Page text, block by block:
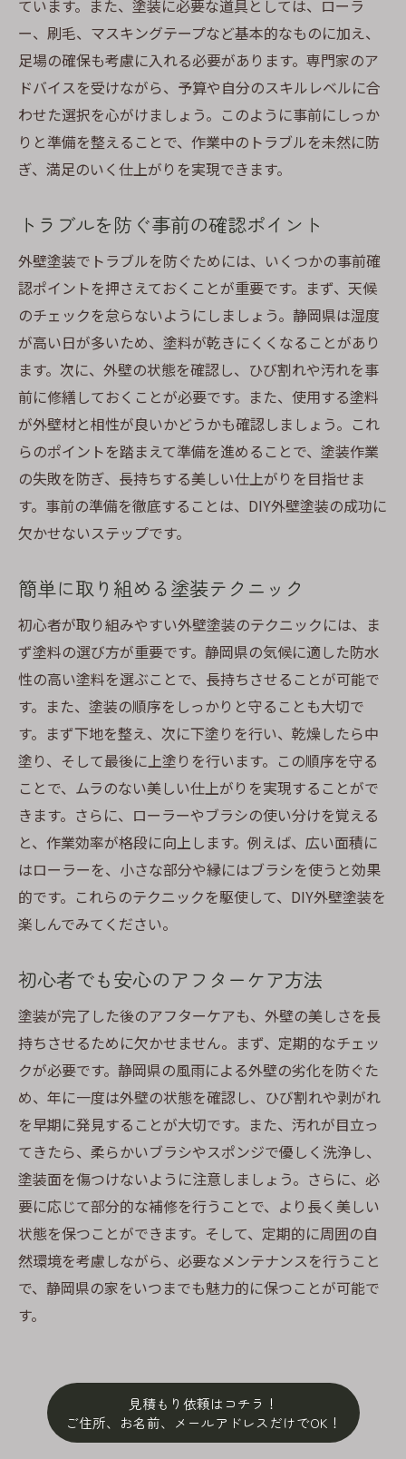
ています。また、塗装に必要な道具としては、ローラ
ー、刷毛、マスキングテープなど基本的なものに加え、
足場の確保も考慮に入れる必要があります。専門家のア
ドバイスを受けながら、予算や自分のスキルレベルに合
わせた選択を心がけましょう。このように事前にしっか
りと準備を整えることで、作業中のトラブルを未然に防
ぎ、満足のいく仕上がりを実現できます。
トラブルを防ぐ事前の確認ポイント
外壁塗装でトラブルを防ぐためには、いくつかの事前確
認ポイントを押さえておくことが重要です。まず、天候
のチェックを怠らないようにしましょう。静岡県は湿度
が高い日が多いため、塗料が乾きにくくなることがあり
ます。次に、外壁の状態を確認し、ひび割れや汚れを事
前に修繕しておくことが必要です。また、使用する塗料
が外壁材と相性が良いかどうかも確認しましょう。これ
らのポイントを踏まえて準備を進めることで、塗装作業
の失敗を防ぎ、長持ちする美しい仕上がりを目指せま
す。事前の準備を徹底することは、DIY外壁塗装の成功に
欠かせないステップです。
簡単に取り組める塗装テクニック
初心者が取り組みやすい外壁塗装のテクニックには、ま
ず塗料の選び方が重要です。静岡県の気候に適した防水
性の高い塗料を選ぶことで、長持ちさせることが可能で
す。また、塗装の順序をしっかりと守ることも大切で
す。まず下地を整え、次に下塗りを行い、乾燥したら中
塗り、そして最後に上塗りを行います。この順序を守る
ことで、ムラのない美しい仕上がりを実現することがで
きます。さらに、ローラーやブラシの使い分けを覚える
と、作業効率が格段に向上します。例えば、広い面積に
はローラーを、小さな部分や縁にはブラシを使うと効果
的です。これらのテクニックを駆使して、DIY外壁塗装を
楽しんでみてください。
初心者でも安心のアフターケア方法
塗装が完了した後のアフターケアも、外壁の美しさを長
持ちさせるために欠かせません。まず、定期的なチェッ
クが必要です。静岡県の風雨による外壁の劣化を防ぐた
め、年に一度は外壁の状態を確認し、ひび割れや剥がれ
を早期に発見することが大切です。また、汚れが目立っ
てきたら、柔らかいブラシやスポンジで優しく洗浄し、
塗装面を傷つけないように注意しましょう。さらに、必
要に応じて部分的な補修を行うことで、より長く美しい
状態を保つことができます。そして、定期的に周囲の自
然環境を考慮しながら、必要なメンテナンスを行うこと
で、静岡県の家をいつまでも魅力的に保つことが可能で
す。
見積もり依頼はコチラ！
ご住所、お名前、メールアドレスだけでOK！